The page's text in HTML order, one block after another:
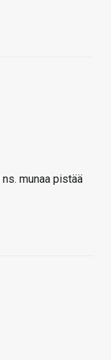
munaa pistää